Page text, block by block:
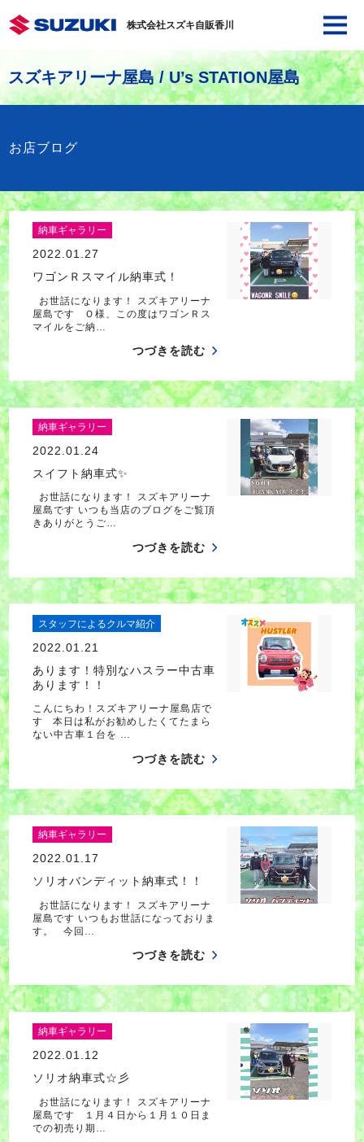
株式会社スズキ自販香川
スズキアリーナ屋島 / U’s STATION屋島
お店ブログ
納車ギャラリー
2022.01.27
ワゴンＲスマイル納車式！
お世話になります！ スズキアリーナ
屋島です Ｏ様、この度はワゴンＲス
マイルをご納…
つづきを読む
納車ギャラリー
2022.01.24
スイフト納車式✨
お世話になります！ スズキアリーナ
屋島です いつも当店のブログをご覧頂
きありがとうご…
つづきを読む
スタッフによるクルマ紹介
2022.01.21
あります！特別なハスラー中古車
あります！！
こんにちわ！スズキアリーナ屋島店で
す 本日は私がお勧めしたくてたまら
ない中古車１台を …
つづきを読む
納車ギャラリー
2022.01.17
ソリオバンディット納車式！！
お世話になります！ スズキアリーナ
屋島です いつもお世話になっておりま
す。 今回…
つづきを読む
納車ギャラリー
2022.01.12
ソリオ納車式☆彡
お世話になります！ スズキアリーナ
屋島です １月４日から１月１０日ま
での初売り期…